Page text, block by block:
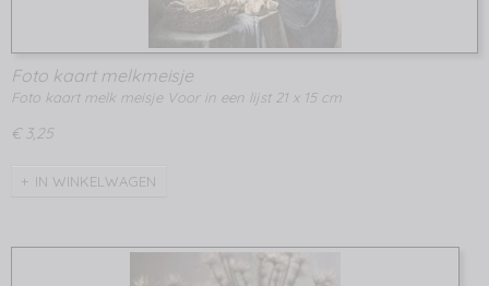
Foto kaart melkmeisje
Foto kaart melk meisje Voor in een lijst 21 x 15 cm
€ 3,25
IN WINKELWAGEN